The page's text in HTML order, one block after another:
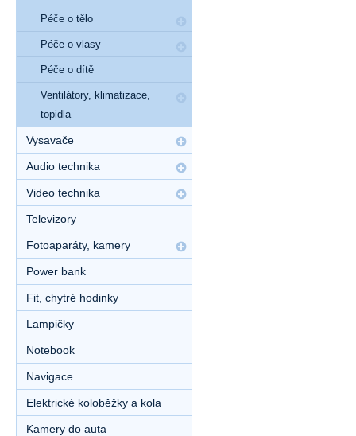
Péče o tělo
Péče o vlasy
Péče o dítě
Ventilátory, klimatizace,
topidla
Vysavače
Audio technika
Video technika
Televizory
Fotoaparáty, kamery
Power bank
Fit, chytré hodinky
Lampičky
Notebook
Navigace
Elektrické koloběžky a kola
Kamery do auta